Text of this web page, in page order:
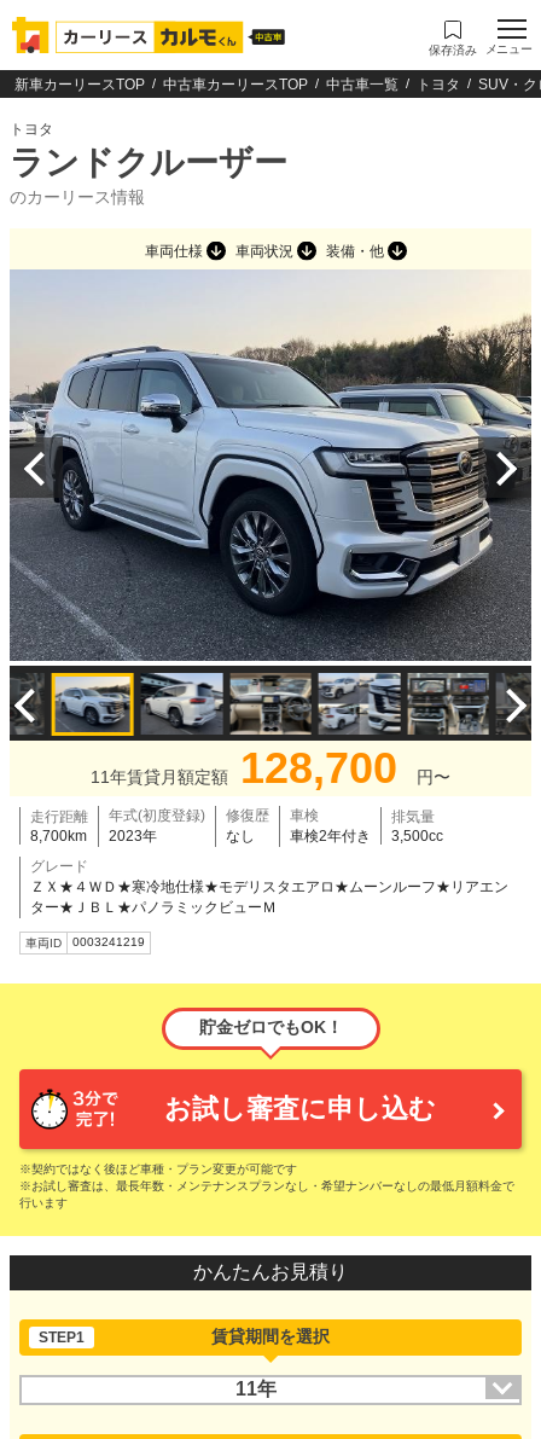
保存済み メニュー
新車カーリースTOP 中古車カーリースTOP 中古車一覧 トヨタ SUV・ク
トヨタ
ランドクルーザー
のカーリース情報
車両仕様 車両状況 装備・他
11年賃貸月額定額 128,700 円〜
走行距離
8,700km
年式(初度登録)
2023年
修復歴
なし
車検
車検2年付き
排気量
3,500cc
グレード
ＺＸ★４ＷＤ★寒冷地仕様★モデリスタエアロ★ムーンルーフ★リアエン
ター★ＪＢＬ★パノラミックビューＭ
車両ID 0003241219
貯金ゼロでもOK！
お試し審査に申し込む
※契約ではなく後ほど車種・プラン変更が可能です
※お試し審査は、最長年数・メンテナンスプランなし・希望ナンバーなしの最低月額料金で
行います
かんたんお見積り
STEP1 賃貸期間を選択
11年